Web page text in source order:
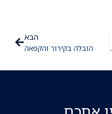
לדעת
הבא
הובלה בקירור והקפאה